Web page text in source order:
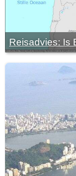
Reisadvies: Is